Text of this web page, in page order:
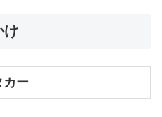
け
カー